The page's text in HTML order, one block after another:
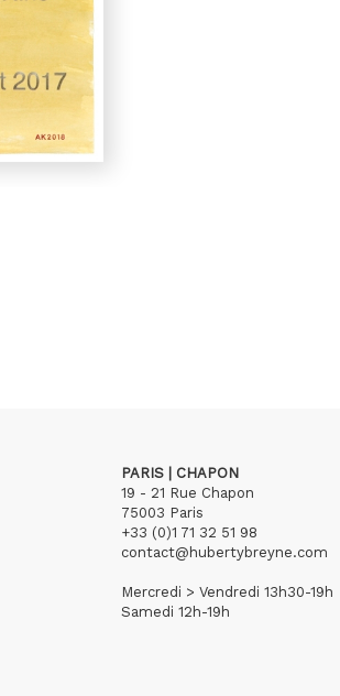
PARIS | CHAPON
19 - 21 Rue Chapon
75003 Paris
+33 (0)1 71 32 51 98
contact@hubertybreyne.com
Mercredi > Vendredi 13h30-19h
Samedi 12h-19h